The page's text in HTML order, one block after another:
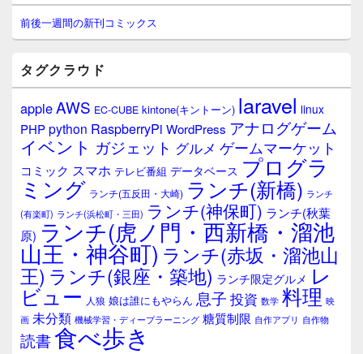
ン
サ
イ
ウ
ィ
ジ
ェ
ア
前後一週間の新刊コミックス
タグクラウド
appleAWS EC-CUBE kintone(キントーン) laravel linux
PHPpython RaspberryPi WordPress アナログゲーム
イベント ガジェット グルメ ゲームマーケット
コミック スマホ テレビ番組 データベース プログラ
ミング ランチ(五反田・大崎) ランチ(新橋) ランチ
(有楽町) ランチ(浜松町・三田) ランチ(神保町) ランチ(秋葉
原) ランチ(虎ノ門・西新橋・溜池
山王・神谷町) ランチ(赤坂・溜池山
王) ランチ(銀座・築地) ランチ限定グルメ レ
ビュー 人狼 娘は誰にもやらん 息子 投資 数学 料理 映
画 未分類 機械学習・ディープラーニング 糖質制限 自作アプリ 自作物
読書食べ歩き